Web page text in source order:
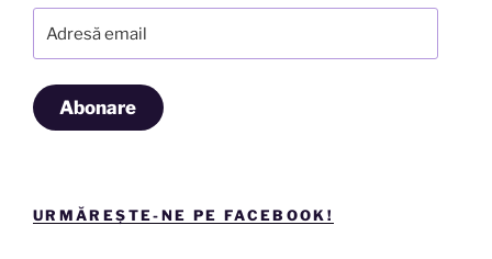
Abonare
URMĂREȘTE-NE PE FACEBOOK!